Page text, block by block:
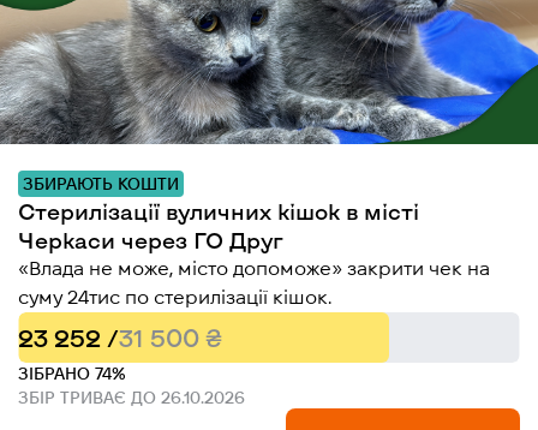
ЗБИРАЮТЬ КОШТИ
Стерилізації вуличних кішок в місті
Черкаси через ГО Друг
«Влада не може, місто допоможе» закрити чек на
суму 24тис по стерилізації кішок.
23 252 /31 500 ₴
ЗІБРАНО 74%
ЗБІР ТРИВАЄ ДО 26.10.2026